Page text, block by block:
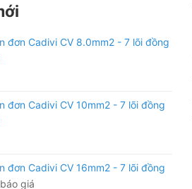
đơn Cadivi CV 8.0mm2 - 7 lõi đồng
đơn Cadivi CV 10mm2 - 7 lõi đồng
đơn Cadivi CV 16mm2 - 7 lõi đồng
giá